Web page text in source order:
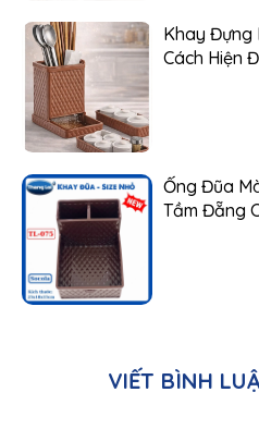
Khay Đựng
Cách Hiện
Ống Đũa
Tầm Đẵng
VIẾT BÌNH